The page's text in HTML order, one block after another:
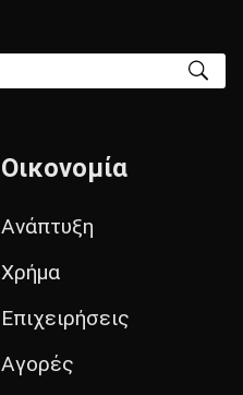
Οικονομία
Ανάπτυξη
Χρήμα
Επιχειρήσεις
Αγορές